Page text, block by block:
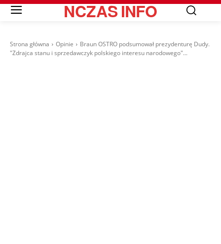
NCZASINFO
Strona główna Opinie
Braun OSTRO podsumował prezydenturę Dudy.
"Zdrajca stanu i sprzedawczyk polskiego interesu narodowego"...